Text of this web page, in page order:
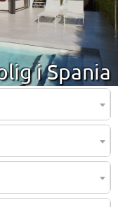
i Spania